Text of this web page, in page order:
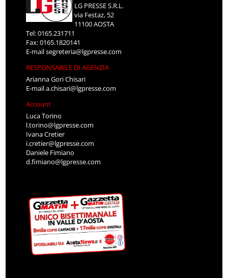
LG PRESSE S.R.L.
via Festaz, 52
11100 AOSTA
Tel: 0165.231711
Fax: 0165.1820141
E-mailsegreteria@lgpresse.com
RESPONSABILE DI AGENZIA
Arianna Gori Chisari
E-maila.chisari@lgpresse.com
Account
Luca Torino
l.torino@lgpresse.com
Ivana Cretier
i.cretier@lgpresse.com
Daniele Fimiano
d.fimiano@lgpresse.com